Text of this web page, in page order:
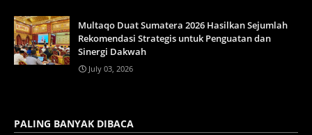
Multaqo Duat Sumatera 2026 Hasilkan Sejumlah
Rekomendasi Strategis untuk Penguatan dan
Sinergi Dakwah
July 03, 2026
PALING BANYAK DIBACA